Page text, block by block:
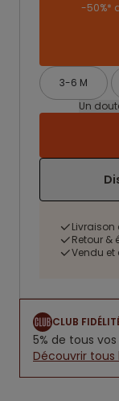
-50%*
3-6 M
Un
Retour
Vendu et
CLUB
5% de tous
Découvrir